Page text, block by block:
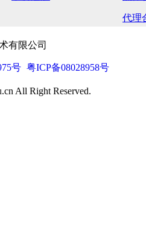
代理
有限公司
号 粤ICP备08028958号
All Right Reserved.